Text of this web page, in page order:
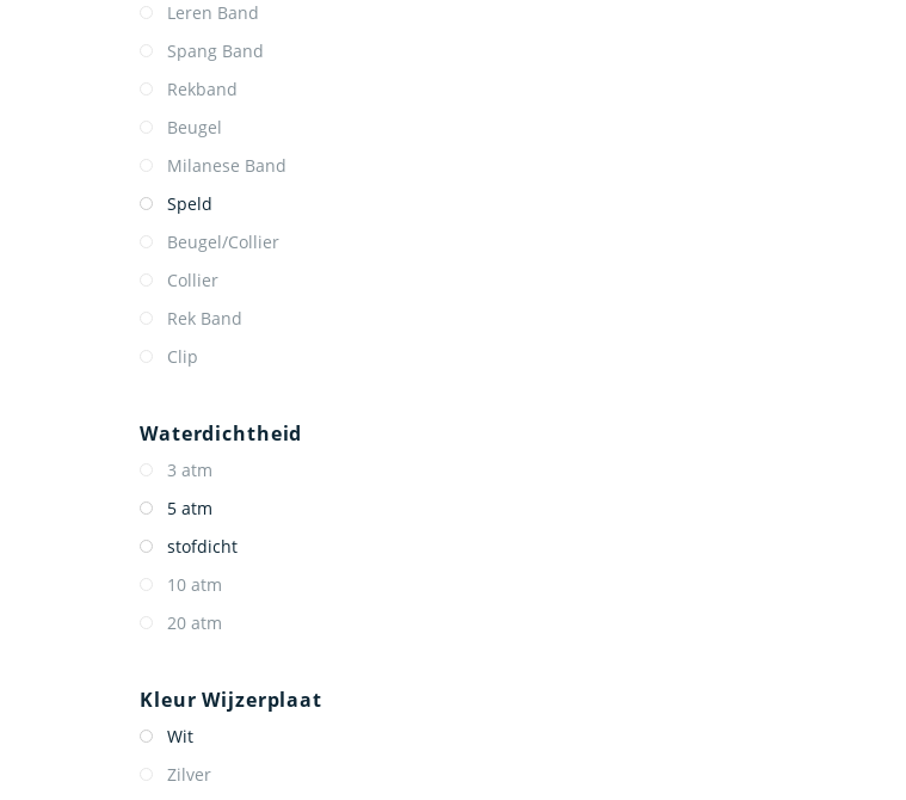
Leren Band
Spang Band
Rekband
Beugel
Milanese Band
Speld
Beugel/Collier
Collier
Rek Band
Clip
Waterdichtheid
3 atm
5 atm
stofdicht
10 atm
20 atm
Kleur Wijzerplaat
Wit
Zilver